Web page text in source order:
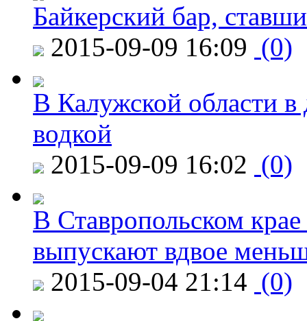
Байкерский бар,
2015-09-09 16:09 (0)
В Калужской области в
водкой
2015-09-09 16:02 (0)
В Ставропольском
выпускают вдвое
2015-09-04 21:14 (0)